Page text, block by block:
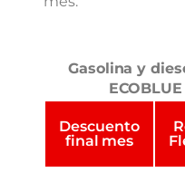
Gasolina y
Descuento
final mes